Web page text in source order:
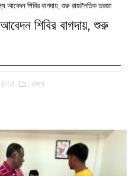
আবেদন শিবির বাগদায়, শুরু রাজনৈতিক তরজা
শিবির বাগদায়, শুরু
PM ,‌ রাজ্য